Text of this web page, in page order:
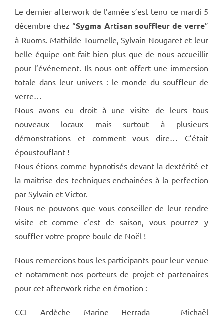
Le dernier afterwork de l’année s’est tenu ce mardi 5
décembre chez “Sygma Artisan souffleur de verre”
à Ruoms. Mathilde Tournelle, Sylvain Nougaret et leur
belle équipe ont fait bien plus que de nous accueillir
pour l’événement. Ils nous ont offert une immersion
totale dans leur univers : le monde du souffleur de
verre…
Nous avons eu droit à une visite de leurs tous
nouveaux locaux mais surtout à plusieurs
démonstrations et comment vous dire… C’était
époustouflant !
Nous étions comme hypnotisés devant la dextérité et
la maitrise des techniques enchainées à la perfection
par Sylvain et Victor.
Nous ne pouvons que vous conseiller de leur rendre
visite et comme c’est de saison, vous pourrez y
souffler votre propre boule de Noël !
Nous remercions tous les participants pour leur venue
et notamment nos porteurs de projet et partenaires
pour cet afterwork riche en émotion :
CCI Ardèche Marine Herrada – Michaël